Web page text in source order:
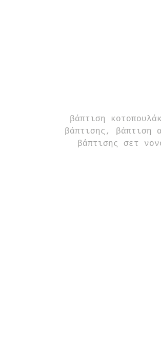
βάπτιση
βάπτισης, βάπτιση
βάπτισης σετ